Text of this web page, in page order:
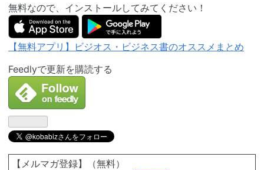
無料なので、インストールしてみてください！
【無料アプリ】ビジオス・ビジネス書のオススメまとめ
Feedlyで更新を購読する
【メルマガ登録】（無料）